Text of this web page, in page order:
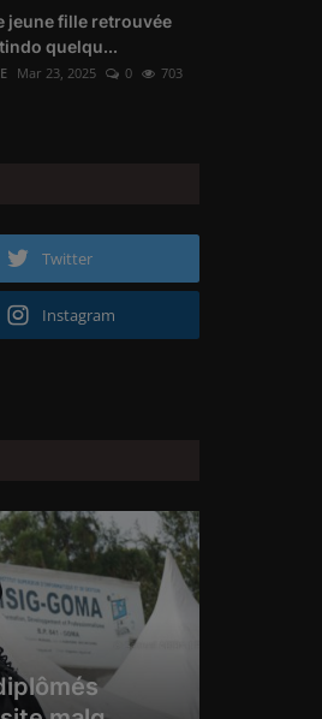
jeune fille retrouvée
quelqu...
Mar 23, 2025 0 703
Twitter
Instagram